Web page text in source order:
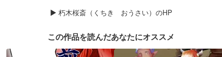
▶ 朽木桜斎（くちき おうさい）のHP
この作品を読んだあなたにオススメ